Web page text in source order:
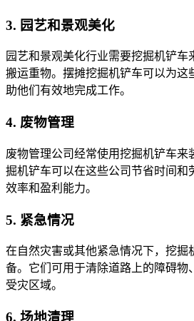
3. 园艺和景观美化
园艺和景观美化行业需要挖掘机铲车
搬运重物。摆摊挖掘机铲车可以为这
助他们有效地完成工作。
4. 废物管理
废物管理公司经常使用挖掘机铲车来
掘机铲车可以在这些公司节省时间和
效率和盈利能力。
5. 紧急情况
在自然灾害或其他紧急情况下，挖掘
备。它们可用于清除道路上的障碍物
受灾区域。
6. 场地清理